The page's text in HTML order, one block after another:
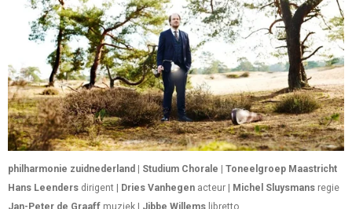
philharmonie zuidnederland | Studium Chorale | Toneelgroep Maastricht
Hans Leenders dirigent | Dries Vanhegen acteur | Michel Sluysmans regie
Jan-Peter de Graaff muziek | Jibbe Willems libretto